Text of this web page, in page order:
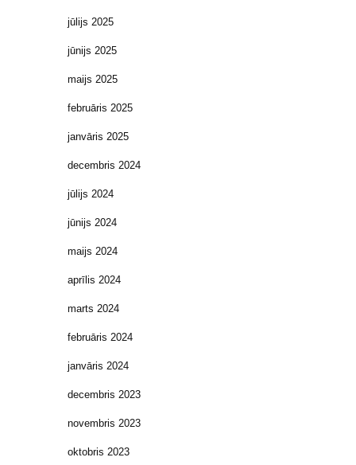
jūlijs 2025
jūnijs 2025
maijs 2025
februāris 2025
janvāris 2025
decembris 2024
jūlijs 2024
jūnijs 2024
maijs 2024
aprīlis 2024
marts 2024
februāris 2024
janvāris 2024
decembris 2023
novembris 2023
oktobris 2023